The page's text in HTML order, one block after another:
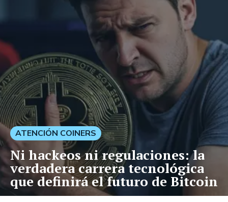
ATENCIÓN COINERS
Ni hackeos ni regulaciones: la
verdadera carrera tecnológica
que definirá el futuro de Bitcoin